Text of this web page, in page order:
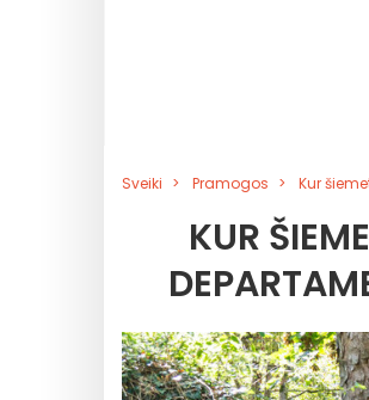
Sveiki Pramogos Kur
KUR